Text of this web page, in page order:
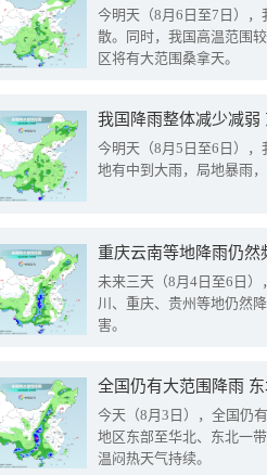
今明天（8月6日至7日）
散。同时，我国高温范围
区将有大范围桑拿天。
我国降雨整体减少减弱
今明天（8月5日至6日）
地有中到大雨，局地暴雨
重庆云南等地降雨仍然
未来三天（8月4日至6日
川、重庆、贵州等地仍然
害。
全国仍有大范围降雨
今天（8月3日），全国仍
地区东部至华北、东北一
温闷热天气持续。